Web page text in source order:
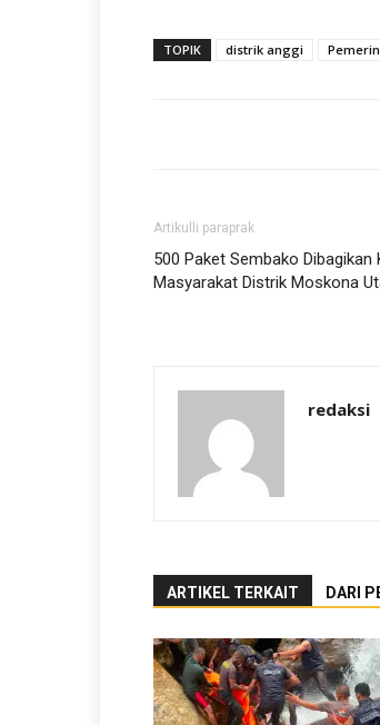
TOPIK distrik anggi
Artikulli paraprak
500 Paket Sembako Dibagikan
Masyarakat Distrik Moskona
redaksi
ARTIKEL TERKAIT DARI